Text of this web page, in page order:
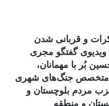
و قربانی شدن
گفتگو مجری
بُر با مهمانان،
متخصص جنگ‌های شهری
مردم بلوچستان و
و منطقه